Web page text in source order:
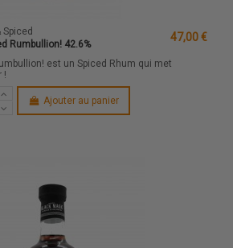
Rumbullion! 42.6%
47,00 €
est un Spiced Rhum qui met
!
Ajouter au panier